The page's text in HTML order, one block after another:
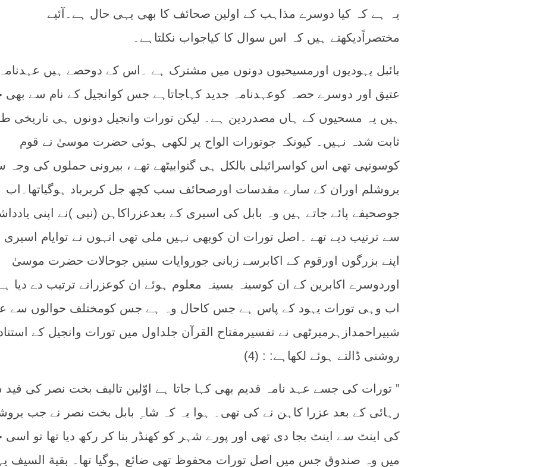
یہ ہے کہ کیا دوسرے مذاہب کے اولین صحائف کا بھی یہی حال ہے۔آئيے
مختصراًدیکھتے ہیں کہ اس سوال کا کیاجواب نکلتاہے۔
بائبل یہودیوں اورمسیحیوں دونوں میں مشترک ہے ۔اس کے دوحصے ہیں عہدنامہ
عتیق اور دوسرے حصہ کوعہدنامہ جدید کہاجاتاہے جس کوانجیل کے نام سے بھی
ہیں یہ مسحیوں کے ہاں مصدردین ہے۔ لیکن تورات وانجیل دونوں ہی تاریخی
ثابت شدہ نہیں۔ کیونکہ جوتورات الواح پر لکھی ہوئی حضرت موسیٰ نے قوم
کوسونپی تھی اس کواسرائیلی بالکل ہی گنوابیٹھے تھے ، بیرونی حملوں کی وجہ
یروشلم اوران کے سارے مقدسات اورصحائف سب کچھ جل کربرباد ہوگیاتھا۔اب
جوصحیفے پائے جاتے ہیں وہ بابل کی اسیری کے بعدعزراکاہن (نبی )نے اپنی
سے ترتیب ديے تھے ۔اصل تورات ان کوبھی نہیں ملی تھی انہوں نے توایام اسیری
اپنے بزرگوں اورقوم کے اکابرسے زبانی جوروایات سنیں جوحالات حضرت موسیٰ
اوردوسرے اکابرین کے ان کوسینہ بسینہ معلوم ہوئے ان کوعزرانے ترتیب دے دیا
اب وہی تورات یہود کے پاس ہے جس کاحال وہ ہے جس کومختلف حوالوں سے
شبیراحمدازہرمیرٹھی نے تفسیرمفتاح القرآن جلداول میں تورات وانجیل کے
روشنی ڈالتے ہوئے لکھاہے: : (4)
” تورات کی جسے عہد نامہ قدیم بھی کہا جاتا ہے اوّلین تالیف بخت نصر کی
رہائی کے بعد عزرا کاہن نے کی تھی۔ ہوا یہ کہ شاہِ بابل بخت نصر نے جب
کی اینٹ سے اینٹ بجا دی تھی اور پورے شہر کو کھنڈر بنا کر رکھ دیا تھا تو اسی
میں وہ صندوق جس میں اصل تورات محفوظ تھی ضائع ہوگیا تھا۔ بقیة السیف